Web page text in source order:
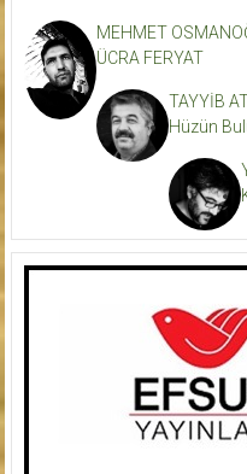
MEHMET
ÜCRA FERYAT
TAYYİB
Hüzün